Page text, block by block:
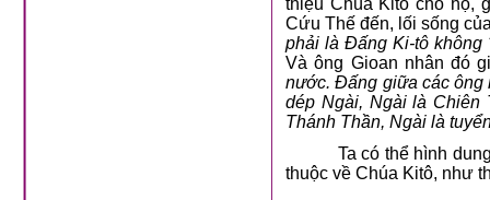
thiệu Chúa Kitô cho họ,
Cứu Thế đến, lối sống
phải là Đấng Ki-tô không
Và ông Gioan nhân đó
nước. Đấng giữa các ông
dép Ngài, Ngài là Chiên
Thánh Thần, Ngài là
Ta có thể hình
thuộc về Chúa Kitô, như